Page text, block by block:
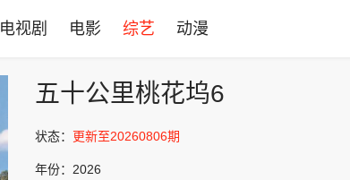
电视剧 电影 综艺 动漫
五十公里桃花坞6
状态： 更新至20260806期
年份： 2026